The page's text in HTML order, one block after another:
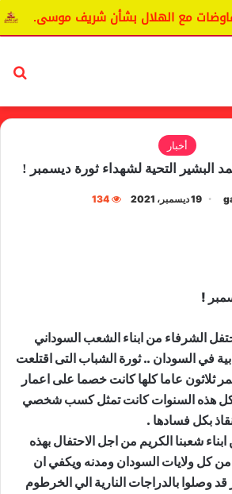
مع الهلال بشأن شريف موسى.
أخبار
البشير التحية لشهداء ثورة ديسمبر !
19 ديسمبر، 2021 134
!
19/12/2021 يحتفل الشرفاء من ابناء الشعب السوداني
في السودان .. ثورة الشباب التى اقتلعت
ثلاثون عاما كلها كانت خصما على اعمار
كل هذه السنوات كانت تمثل كسب شخصي
بكل فسادها .
شعبنا الكريم من اجل الاحتفال بهذه
من كل ولايات السودان ومدنه ويكفي ان
قد وصلوا بالدراجات النارية الي الخرطوم